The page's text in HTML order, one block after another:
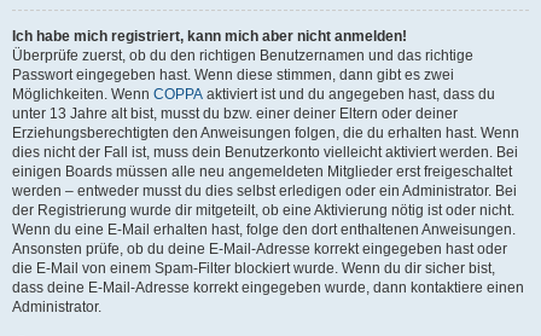
Ich habe mich registriert, kann mich aber nicht anmelden!
Überprüfe zuerst, ob du den richtigen Benutzernamen und das richtige
Passwort eingegeben hast. Wenn diese stimmen, dann gibt es zwei
Möglichkeiten. Wenn COPPA aktiviert ist und du angegeben hast, dass du
unter 13 Jahre alt bist, musst du bzw. einer deiner Eltern oder deiner
Erziehungsberechtigten den Anweisungen folgen, die du erhalten hast. Wenn
dies nicht der Fall ist, muss dein Benutzerkonto vielleicht aktiviert werden. Bei
einigen Boards müssen alle neu angemeldeten Mitglieder erst freigeschaltet
werden – entweder musst du dies selbst erledigen oder ein Administrator. Bei
der Registrierung wurde dir mitgeteilt, ob eine Aktivierung nötig ist oder nicht.
Wenn du eine E-Mail erhalten hast, folge den dort enthaltenen Anweisungen.
Ansonsten prüfe, ob du deine E-Mail-Adresse korrekt eingegeben hast oder
die E-Mail von einem Spam-Filter blockiert wurde. Wenn du dir sicher bist,
dass deine E-Mail-Adresse korrekt eingegeben wurde, dann kontaktiere einen
Administrator.